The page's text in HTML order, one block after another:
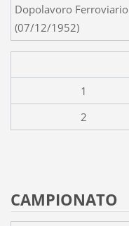
Dopolavoro Ferroviario
(07/12/1952)
1
2
CAMPIONATO